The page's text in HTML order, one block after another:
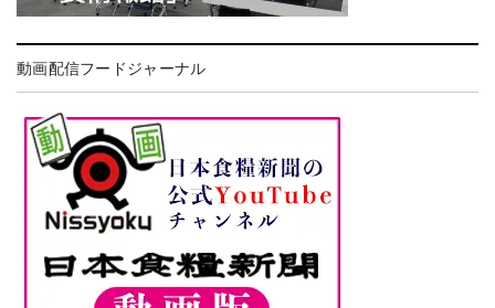
動画配信フードジャーナル